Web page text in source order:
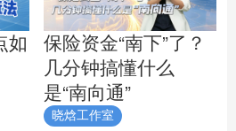
如
保险资金“南下”了？
几分钟搞懂什么
是“南向通”
晓焓工作室